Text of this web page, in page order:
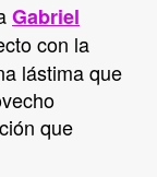
Gabriel
con la
lástima que
que